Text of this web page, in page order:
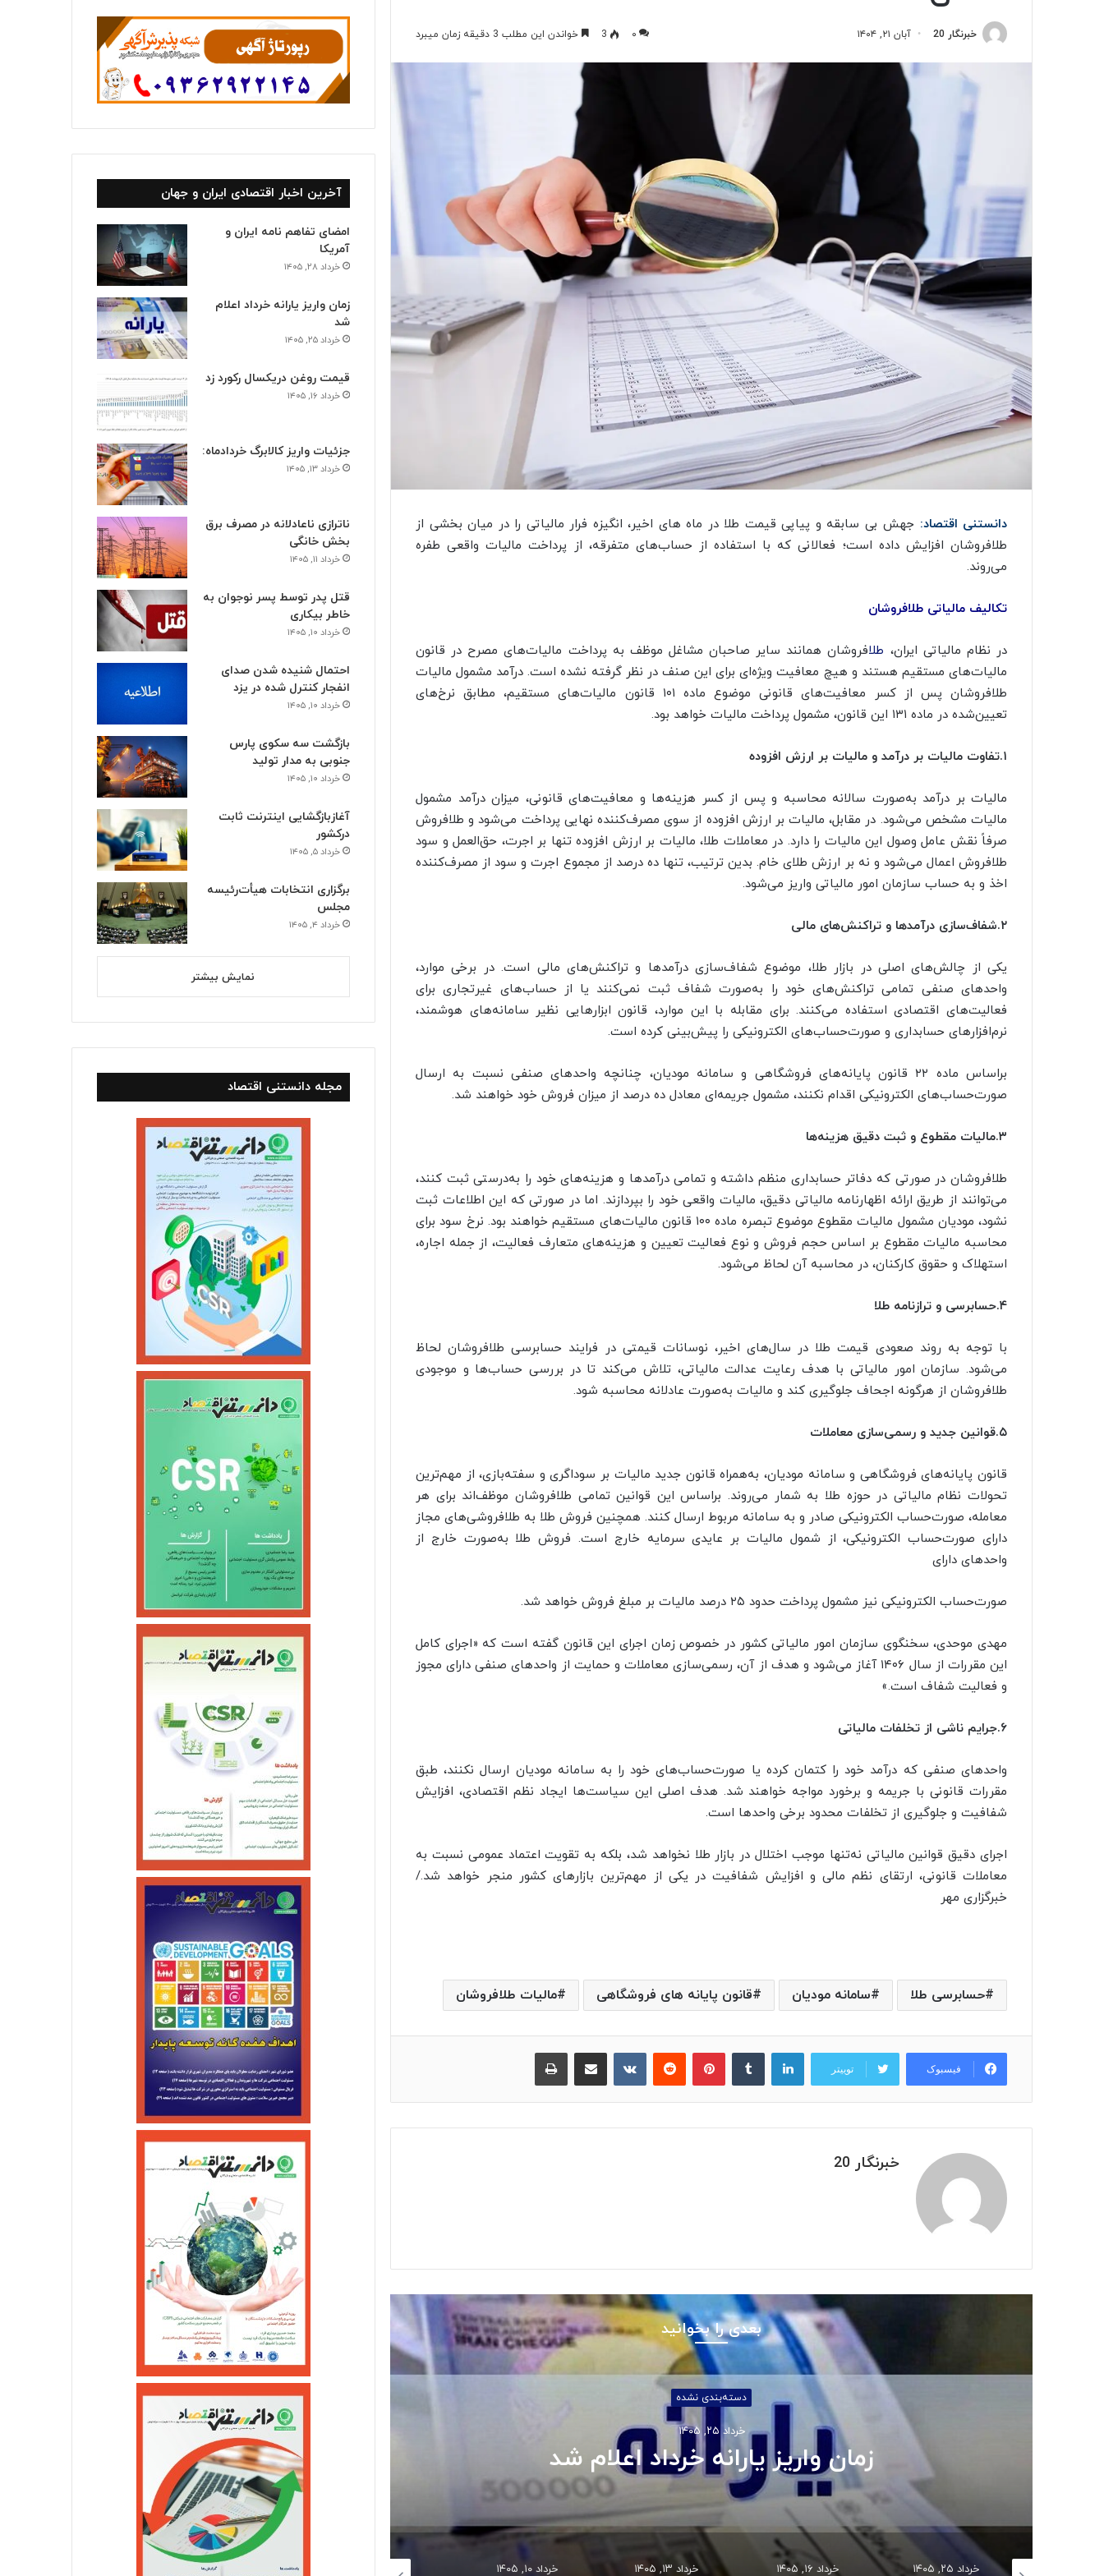
خبرنگار 20 آبان ۲۱, ۱۴۰۴ ۰ 3 خواندن این مطلب 3 دقیقه زمان میبرد
دانستنی اقتصاد: جهش ‌بی سابقه و پیاپی قیمت طلا در ماه های اخیر، انگیزه فرار مالیاتی را در میان بخشی از
طلافروشان افزایش داده است؛ فعالانی که با استفاده از حساب‌های متفرقه، از پرداخت مالیات واقعی طفره
می‌روند.
تکالیف مالیاتی طلافروشان
در نظام مالیاتی ایران، طلافروشان همانند سایر صاحبان مشاغل موظف به پرداخت مالیات‌های مصرح در قانون
مالیات‌های مستقیم هستند و هیچ معافیت ویژه‌ای برای این صنف در نظر گرفته نشده است. درآمد مشمول مالیات
طلافروشان پس از کسر معافیت‌های قانونی موضوع ماده ۱۰۱ قانون مالیات‌های مستقیم، مطابق نرخ‌های
تعیین‌شده در ماده ۱۳۱ این قانون، مشمول پرداخت مالیات خواهد بود.
۱.تفاوت مالیات بر درآمد و مالیات بر ارزش افزوده
مالیات بر درآمد به‌صورت سالانه محاسبه و پس از کسر هزینه‌ها و معافیت‌های قانونی، میزان درآمد مشمول
مالیات مشخص می‌شود. در مقابل، مالیات بر ارزش افزوده از سوی مصرف‌کننده نهایی پرداخت می‌شود و طلافروش
صرفاً نقش عامل وصول این مالیات را دارد. در معاملات طلا، مالیات بر ارزش افزوده تنها بر اجرت، حق‌العمل و سود
طلافروش اعمال می‌شود و نه بر ارزش طلای خام. بدین ترتیب، تنها ده درصد از مجموع اجرت و سود از مصرف‌کننده
اخذ و به حساب سازمان امور مالیاتی واریز می‌شود.
۲.شفاف‌سازی درآمدها و تراکنش‌های مالی
یکی از چالش‌های اصلی در بازار طلا، موضوع شفاف‌سازی درآمدها و تراکنش‌های مالی است. در برخی موارد،
واحدهای صنفی تمامی تراکنش‌های خود را به‌صورت شفاف ثبت نمی‌کنند یا از حساب‌های غیرتجاری برای
فعالیت‌های اقتصادی استفاده می‌کنند. برای مقابله با این موارد، قانون ابزارهایی نظیر سامانه‌های هوشمند،
نرم‌افزارهای حسابداری و صورت‌حساب‌های الکترونیکی را پیش‌بینی کرده است.
براساس ماده ۲۲ قانون پایانه‌های فروشگاهی و سامانه مودیان، چنانچه واحدهای صنفی نسبت به ارسال
صورت‌حساب‌های الکترونیکی اقدام نکنند، مشمول جریمه‌ای معادل ده درصد از میزان فروش خود خواهند شد.
۳.مالیات مقطوع و ثبت دقیق هزینه‌ها
طلافروشان در صورتی که دفاتر حسابداری منظم داشته و تمامی درآمدها و هزینه‌های خود را به‌درستی ثبت کنند،
می‌توانند از طریق ارائه اظهارنامه مالیاتی دقیق، مالیات واقعی خود را بپردازند. اما در صورتی که این اطلاعات ثبت
نشود، مودیان مشمول مالیات مقطوع موضوع تبصره ماده ۱۰۰ قانون مالیات‌های مستقیم خواهند بود. نرخ سود برای
محاسبه مالیات مقطوع بر اساس حجم فروش و نوع فعالیت تعیین و هزینه‌های متعارف فعالیت، از جمله اجاره،
استهلاک و حقوق کارکنان، در محاسبه آن لحاظ می‌شود.
۴.حسابرسی و ترازنامه طلا
با توجه به روند صعودی قیمت طلا در سال‌های اخیر، نوسانات قیمتی در فرایند حسابرسی طلافروشان لحاظ
می‌شود. سازمان امور مالیاتی با هدف رعایت عدالت مالیاتی، تلاش می‌کند تا در بررسی حساب‌ها و موجودی
طلافروشان از هرگونه اجحاف جلوگیری کند و مالیات به‌صورت عادلانه محاسبه شود.
۵.قوانین جدید و رسمی‌سازی معاملات
قانون پایانه‌های فروشگاهی و سامانه مودیان، به‌همراه قانون جدید مالیات بر سوداگری و سفته‌بازی، از مهم‌ترین
تحولات نظام مالیاتی در حوزه طلا به شمار می‌روند. براساس این قوانین تمامی طلافروشان موظف‌اند برای هر
معامله، صورت‌حساب الکترونیکی صادر و به سامانه مربوط ارسال کنند. همچنین فروش طلا به طلافروشی‌های مجاز
دارای صورت‌حساب الکترونیکی، از شمول مالیات بر عایدی سرمایه خارج است. فروش طلا به‌صورت خارج از
واحدهای دارای
صورت‌حساب الکترونیکی نیز مشمول پرداخت حدود ۲۵ درصد مالیات بر مبلغ فروش خواهد شد.
مهدی موحدی، سخنگوی سازمان امور مالیاتی کشور در خصوص زمان اجرای این قانون گفته است که «اجرای کامل
این مقررات از سال ۱۴۰۶ آغاز می‌شود و هدف از آن، رسمی‌سازی معاملات و حمایت از واحدهای صنفی دارای مجوز
و فعالیت شفاف است.»
۶.جرایم ناشی از تخلفات مالیاتی
واحدهای صنفی که درآمد خود را کتمان کرده یا صورت‌حساب‌های خود را به سامانه مودیان ارسال نکنند، طبق
مقررات قانونی با جریمه و برخورد مواجه خواهند شد. هدف اصلی این سیاست‌ها ایجاد نظم اقتصادی، افزایش
شفافیت و جلوگیری از تخلفات محدود برخی واحدها است.
اجرای دقیق قوانین مالیاتی نه‌تنها موجب اختلال در بازار طلا نخواهد شد، بلکه به تقویت اعتماد عمومی نسبت به
معاملات قانونی، ارتقای نظم مالی و افزایش شفافیت در یکی از مهم‌ترین بازارهای کشور منجر خواهد شد./
خبرگزاری مهر
حسابرسی طلا سامانه مودیان قانون پایانه های فروشگاهی مالیات طلافروشان
فیسبوک توییتر
لینکدین پینترست ‫رددیت
خبرنگار 20
بعدی را بخوانید
اقتصادی
خرداد ۱۶, ۱۴۰۵
قیمت روغن دریکسال رکورد زد جزئیات واریز کالابرگ
خرداد ۱۶, ۱۴۰۵ خرداد ۱۳, ۱۴۰۵ خرداد ۱۰, ۱۴۰۵ خرداد ۵, ۱۴۰۵ خرداد ۳, ۱۴۰۵
آخرین اخبار اقتصادی ایران و جهان
امضای تفاهم نامه ایران و
آمریکا
خرداد ۲۸, ۱۴۰۵
زمان واریز یارانه خرداد اعلام
شد
خرداد ۲۵, ۱۴۰۵
قیمت روغن دریکسال رکورد زد
خرداد ۱۶, ۱۴۰۵
جزئیات واریز کالابرگ خردادماه:
خرداد ۱۳, ۱۴۰۵
ناترازی ناعادلانه در مصرف برق
بخش خانگی
خرداد ۱۱, ۱۴۰۵
قتل پدر توسط پسر نوجوان به
خاطر بیکاری
خرداد ۱۰, ۱۴۰۵
احتمال شنیده شدن صدای
انفجار کنترل شده در یزد
خرداد ۱۰, ۱۴۰۵
بازگشت سه سکوی پارس
جنوبی به مدار تولید
خرداد ۱۰, ۱۴۰۵
آغازبازگشایی اینترنت ثابت
درکشور
خرداد ۵, ۱۴۰۵
برگزاری انتخابات هیأت‌رئیسه
مجلس
خرداد ۴, ۱۴۰۵
نمایش بیشتر
مجله دانستنی اقتصاد